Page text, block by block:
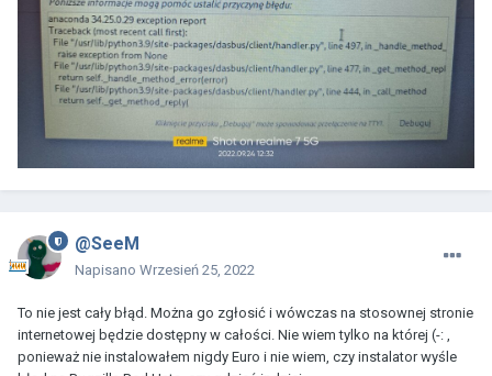
@SeeM
Napisano Wrzesień 25, 2022
To nie jest cały błąd. Można go zgłosić i wówczas na stosownej stronie
internetowej będzie dostępny w całości. Nie wiem tylko na której (-: ,
ponieważ nie instalowałem nigdy Euro i nie wiem, czy instalator wyśle